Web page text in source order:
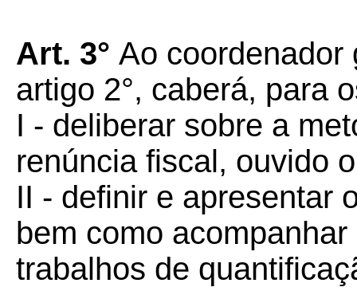
Art. 3° Ao coordenador
artigo 2°, caberá, para
I - deliberar sobre a
renúncia fiscal, ouvido
II - definir e apresentar
bem como
trabalhos de